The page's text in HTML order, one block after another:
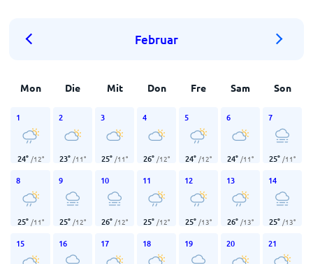
Februar
Mon Die Mit Don Fre Sam Son
1
24° /12°
2
23° /11°
3
25° /11°
4
26° /12°
5
24° /12°
6
24° /11°
7
25° /11°
8
25° /11°
9
25° /12°
10
26° /12°
11
25° /12°
12
25° /13°
13
26° /13°
14
25° /13°
15 16 17 18 19 20 21